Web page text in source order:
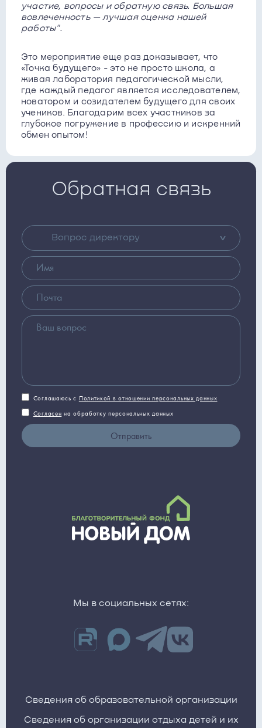
участие, вопросы и обратную связь. Большая
вовлеченность — лучшая оценка нашей
работы".
Это мероприятие еще раз доказывает, что
«Точка будущего» - это не просто школа, а
живая лаборатория педагогической мысли,
где каждый педагог является исследователем,
новатором и созидателем будущего для своих
учеников. Благодарим всех участников за
глубокое погружение в профессию и искренний
обмен опытом!
Обратная связь
Вопрос директору
Соглашаюсь с Политикой в отношении персональных данных
Согласен на обработку персональных данных
Отправить
Мы в социальных сетях:
Сведения об образовательной организации
Сведения об организации отдыха детей и их